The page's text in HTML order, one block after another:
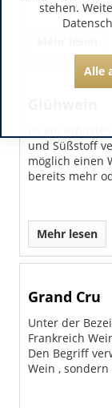
und Süßstoff
möglich einen
bereits mehr
Mehr lesen
Grand Cru
Unter der
Frankreich
Den Begriff
Wein ,
stehen.
Alle